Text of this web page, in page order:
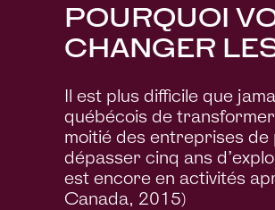
POURQUOI
CHANGER
Il est plus difficile que
québécois de transformer
moitié des entreprises de
dépasser cinq ans
est encore en activités
Canada, 2015)